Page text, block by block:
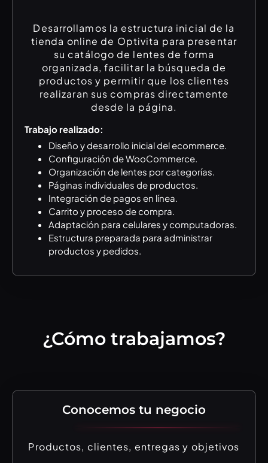
Desarrollamos la estructura inicial de la
tienda online de Optivita para presentar
su catálogo de lentes de forma
organizada, facilitar la búsqueda de
productos y permitir que los clientes
realizaran sus compras directamente
desde la página.
Trabajo realizado:
Diseño y desarrollo inicial del ecommerce.
Configuración de WooCommerce.
Organización de lentes por categorías.
Páginas individuales de productos.
Integración de pagos en línea.
Carrito y proceso de compra.
Adaptación para celulares y computadoras.
Estructura preparada para administrar
productos y pedidos.
¿Cómo trabajamos?
Conocemos tu negocio
Productos, clientes, entregas y objetivos